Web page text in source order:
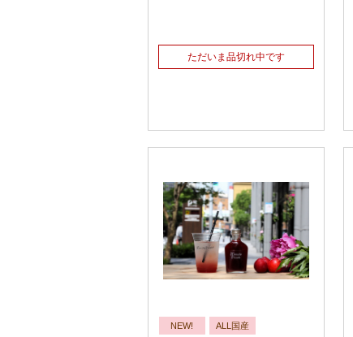
もオススメです。
ただいま品切れ中です
NEW! ALL国産